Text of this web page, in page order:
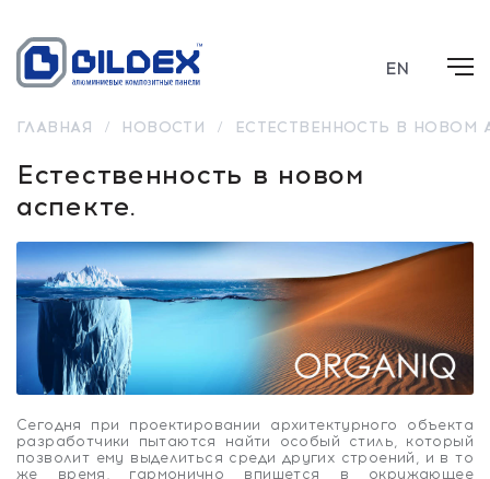
EN
ГЛАВНАЯ / НОВОСТИ / ЕСТЕСТВЕННОСТЬ В НОВОМ
Естественность в новом
аспекте.
Сегодня при проектировании архитектурного объекта
разработчики пытаются найти особый стиль, который
позволит ему выделиться среди других строений, и в то
же время, гармонично впишется в окружающее